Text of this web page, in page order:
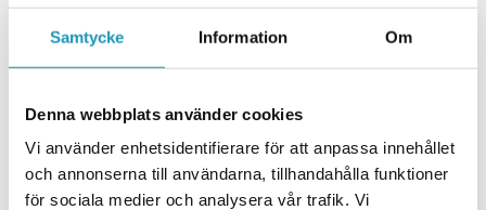
Samtycke Information Om
Denna webbplats använder cookies
Vi använder enhetsidentifierare för att anpassa innehållet
och annonserna till användarna, tillhandahålla funktioner
för sociala medier och analysera vår trafik. Vi
ONLINELAGER
I LAGER Skickas Omgående
BUTIKSLAGER
Lägsta pris de senaste 30-dagarna:501 kr
Leverans- & Returinformation
Spara produkt